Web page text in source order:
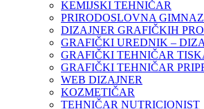
KEMIJSKI TEHNIČAR
PRIRODOSLOVNA
DIZAJNER GRAFIČKIH
GRAFIČKI UREDNIK –
GRAFIČKI TEHNIČAR
GRAFIČKI TEHNIČAR
WEB DIZAJNER
KOZMETIČAR
TEHNIČAR NUTRICIONIST